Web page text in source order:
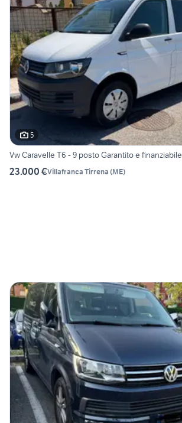
5
Vw Caravelle T6 - 9 posto Garantito e finanziabile
23.000 €Villafranca Tirrena (ME)